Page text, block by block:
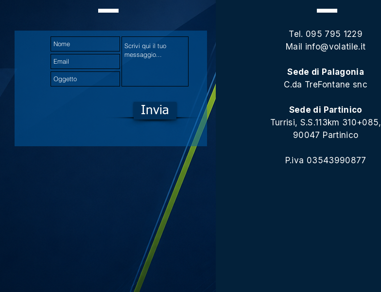
Invia
Tel. 095 795 1229
Mail info@volatile.it
Sede di Palagonia
C.da TreFontane snc
Sede di Partinico
Turrisi, S.S.113km 310+085,
90047 Partinico
P.iva 03543990877